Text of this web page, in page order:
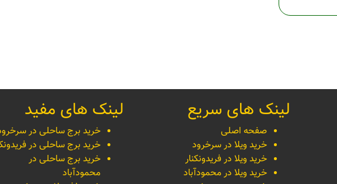
لینک های سریع
صفحه اصلی
خرید ویلا در سرخرود
خرید ویلا در فریدونکنار
خرید ویلا در محمودآباد
لینک های مفید
خرید برج ساحلی در
خرید برج ساحلی در
خرید برج ساحلی در
محمودآباد